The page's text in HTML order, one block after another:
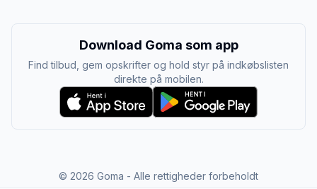
Download Goma som app
Find tilbud, gem opskrifter og hold styr på indkøbslisten
direkte på mobilen.
© 2026 Goma - Alle rettigheder forbeholdt